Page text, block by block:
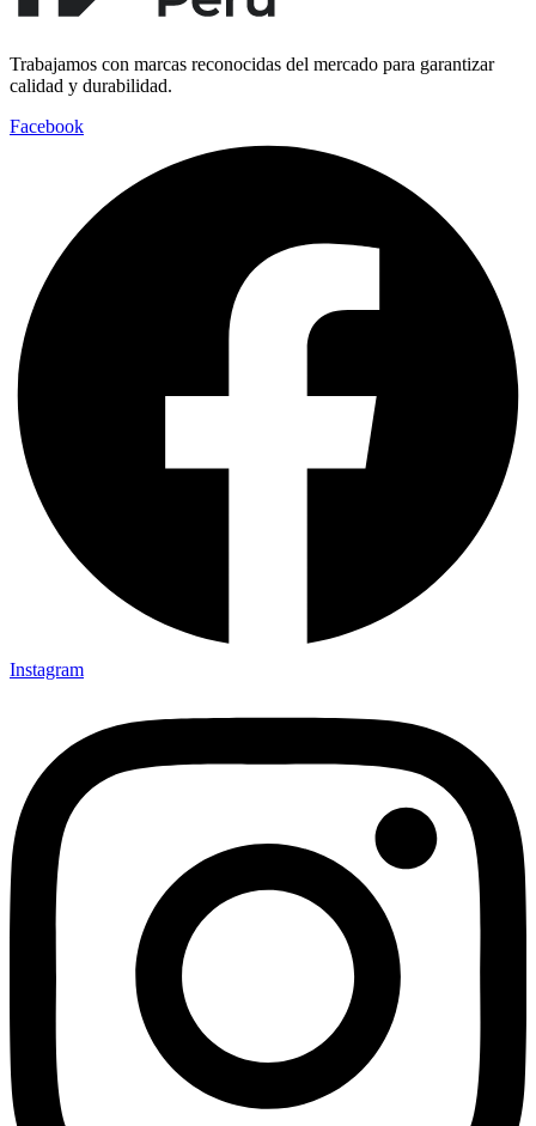
Trabajamos con marcas reconocidas del mercado para garantizar
calidad y durabilidad.
Facebook
Instagram